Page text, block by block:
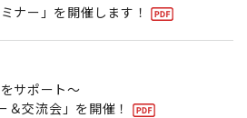
ナー」を開催します！
サポート〜
＆交流会」を開催！